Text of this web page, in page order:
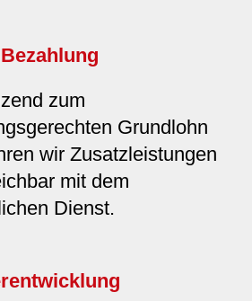
zum
Grundlohn
wir Zusatzleistungen
mit dem
Dienst.